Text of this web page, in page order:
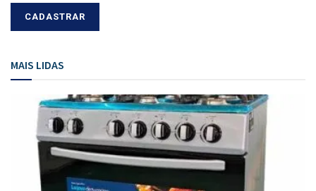
MAIS LIDAS